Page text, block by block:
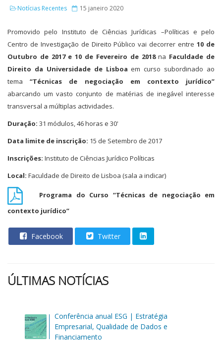
Notícias Recentes 15 janeiro 2020
Promovido pelo Instituto de Ciências Jurídicas –Políticas e pelo
Centro de Investigação de Direito Público vai decorrer entre10 de
Outubro de 2017 e 10 de Fevereiro de 2018na Faculdade de
Direito da Universidade de Lisboa em curso subordinado ao
tema“Técnicas de negociação em contexto jurídico”
abarcando um vasto conjunto de matérias de inegável interesse
transversal a múltiplas actividades.
Duração: 31 módulos, 46 horas e 30'
Data limite de inscrição: 15 de Setembro de 2017
Inscrições: Instituto de Ciências Jurídico Políticas
Local: Faculdade de Direito de Lisboa (sala a indicar)
Programa do Curso “Técnicas de negociação em
contexto jurídico”
Facebook Twitter
ÚLTIMAS NOTÍCIAS
Conferência anual ESG | Estratégia
Empresarial, Qualidade de Dados e
Financiamento